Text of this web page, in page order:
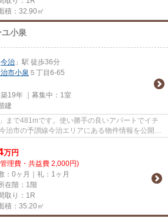
積：32.90㎡
ユ小泉
今治 」駅 徒歩36分
市小泉 ５丁目6-65
19年 ｜募集中： 1室
建
まで481mです。使い勝手の良いアパートでイチ
治市の予讃線今治エリアにある物件情報を公開中
万円
理費・共益費 2,000円)
：0ヶ月｜礼：1ヶ月
在階：1階
取り：1R
積：35.20㎡